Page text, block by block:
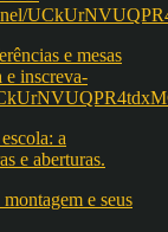
e mesas
e inscreva-
e seus